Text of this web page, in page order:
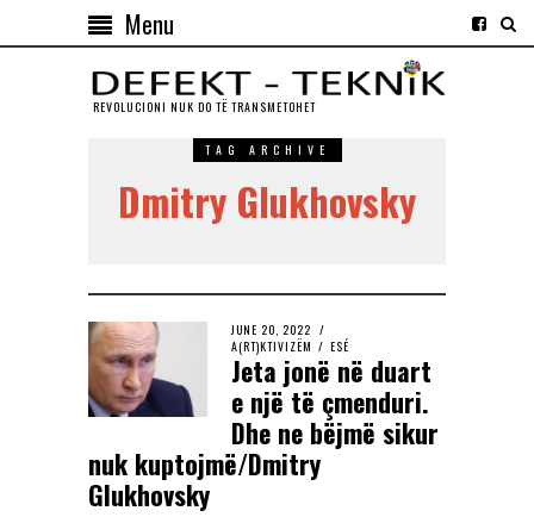
Menu
REVOLUCIONI NUK DO TЁ TRANSMETOHET
TAG ARCHIVE
Dmitry Glukhovsky
JUNE 20, 2022
A(RT)KTIVIZËM / ESÉ
Jeta jonë në duart
e një të çmenduri.
Dhe ne bëjmë sikur
nuk kuptojmë/Dmitry
Glukhovsky